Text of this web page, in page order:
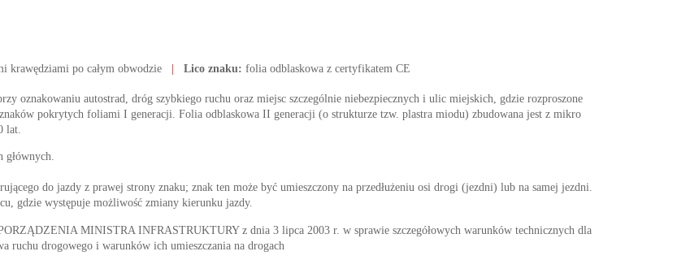
krawędziami po całym obwodzie Lico znaku: folia odblaskowa z certyfikatem CE
oznakowaniu autostrad, dróg szybkiego ruchu oraz miejsc szczególnie niebezpiecznych i ulic miejskich, gdzie rozproszone
pokrytych foliami I generacji. Folia odblaskowa II generacji (o strukturze tzw. plastra miodu) zbudowana jest z mikro
lat.
głównych.
do jazdy z prawej strony znaku; znak ten może być umieszczony na przedłużeniu osi drogi (jezdni) lub na samej jezdni.
gdzie występuje możliwość zmiany kierunku jazdy.
MINISTRA INFRASTRUKTURY z dnia 3 lipca 2003 r. w sprawie szczegółowych warunków technicznych dla
ruchu drogowego i warunków ich umieszczania na drogach